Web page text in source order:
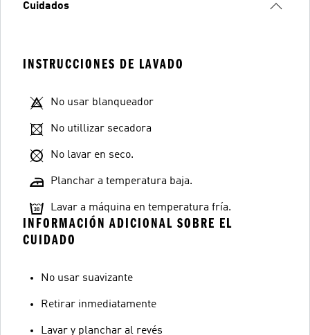
Cuidados
INSTRUCCIONES DE LAVADO
No usar blanqueador
No utillizar secadora
No lavar en seco.
Planchar a temperatura baja.
Lavar a máquina en temperatura fría.
INFORMACIÓN ADICIONAL SOBRE EL
CUIDADO
No usar suavizante
Retirar inmediatamente
Lavar y planchar al revés